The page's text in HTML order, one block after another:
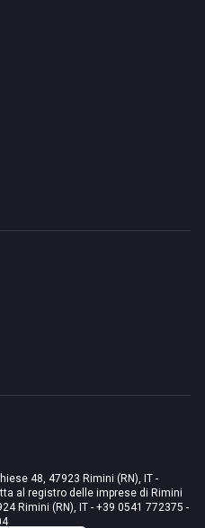
48, 47923 Rimini (RN), IT -
al registro delle imprese di Rimini
Rimini (RN), IT - +39 0541 772375 -